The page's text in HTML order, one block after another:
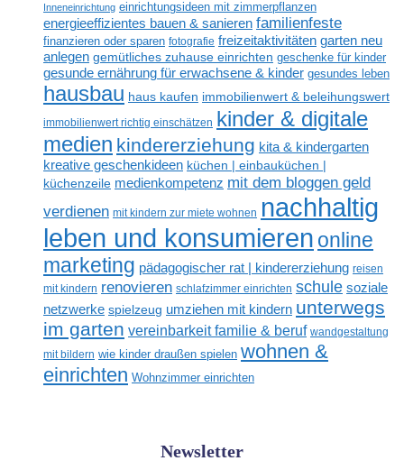
Inneneinrichtung einrichtungsideen mit zimmerpflanzen
energieeffizientes bauen & sanieren familienfeste
finanzieren oder sparen fotografie freizeitaktivitäten garten neu
anlegen gemütliches zuhause einrichten geschenke für kinder
gesunde ernährung für erwachsene & kinder gesundes leben
hausbau haus kaufen immobilienwert & beleihungswert
immobilienwert richtig einschätzen kinder & digitale
medien kindererziehung kita & kindergarten
kreative geschenkideen küchen | einbauküchen |
küchenzeile medienkompetenz mit dem bloggen geld
verdienen mit kindern zur miete wohnen nachhaltig
leben und konsumieren online
marketing pädagogischer rat | kindererziehung reisen
mit kindern renovieren schlafzimmer einrichten schule soziale
netzwerke spielzeug umziehen mit kindern unterwegs
im garten vereinbarkeit familie & beruf wandgestaltung
mit bildern wie kinder draußen spielen wohnen &
einrichten Wohnzimmer einrichten
Newsletter